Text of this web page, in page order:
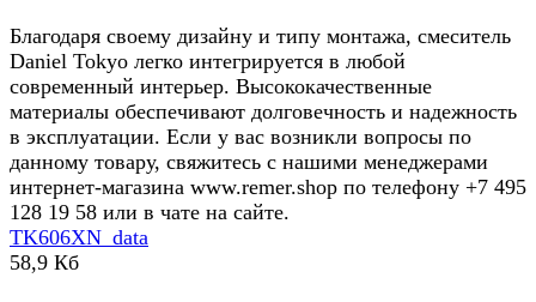
Благодаря своему дизайну и типу монтажа, смеситель
Daniel Tokyo легко интегрируется в любой
современный интерьер. Высококачественные
материалы обеспечивают долговечность и надежность
в эксплуатации. Если у вас возникли вопросы по
данному товару, свяжитесь с нашими менеджерами
интернет-магазина www.remer.shop по телефону +7 495
128 19 58 или в чате на сайте.
TK606XN_data
58,9 Кб